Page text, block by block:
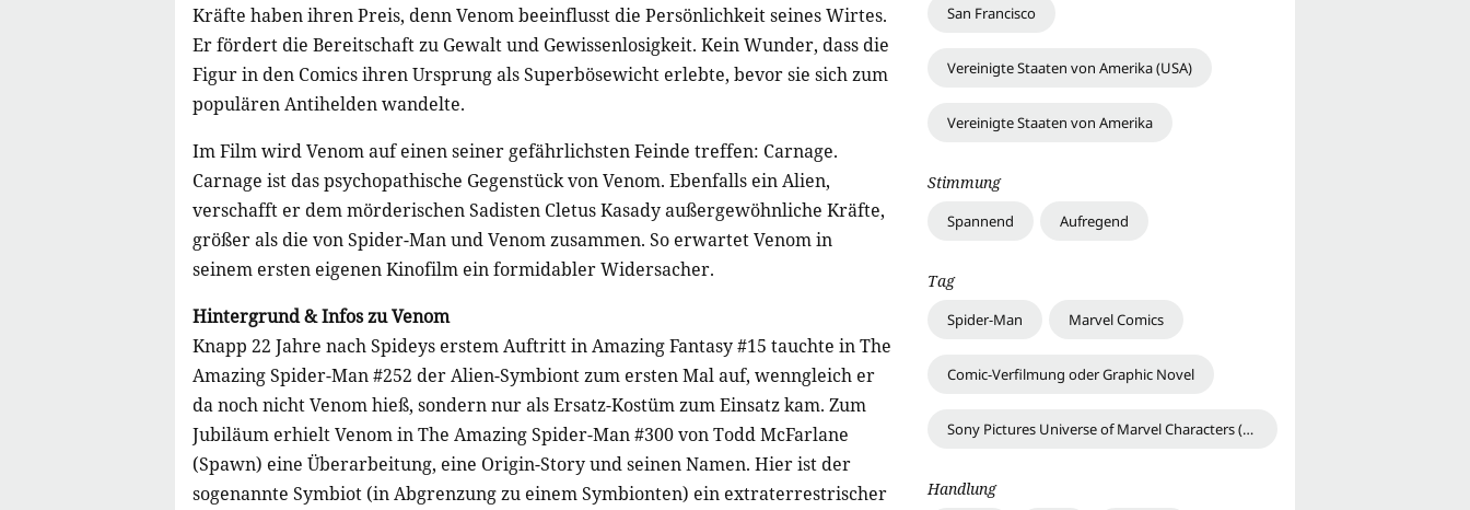
Kräfte haben ihren Preis, denn Venom beeinflusst die Persönlichkeit seines Wirtes.
Er fördert die Bereitschaft zu Gewalt und Gewissenlosigkeit. Kein Wunder, dass die
Figur in den Comics ihren Ursprung als Superbösewicht erlebte, bevor sie sich zum
populären Antihelden wandelte.
Im Film wird Venom auf einen seiner gefährlichsten Feinde treffen: Carnage.
Carnage ist das psychopathische Gegenstück von Venom. Ebenfalls ein Alien,
verschafft er dem mörderischen Sadisten Cletus Kasady außergewöhnliche Kräfte,
größer als die von Spider-Man und Venom zusammen. So erwartet Venom in
seinem ersten eigenen Kinofilm ein formidabler Widersacher.
Hintergrund & Infos zu Venom
Knapp 22 Jahre nach Spideys erstem Auftritt in Amazing Fantasy #15 tauchte in The
Amazing Spider-Man #252 der Alien-Symbiont zum ersten Mal auf, wenngleich er
da noch nicht Venom hieß, sondern nur als Ersatz-Kostüm zum Einsatz kam. Zum
Jubiläum erhielt Venom in The Amazing Spider-Man #300 von Todd McFarlane
(Spawn) eine Überarbeitung, eine Origin-Story und seinen Namen. Hier ist der
sogenannte Symbiot (in Abgrenzung zu einem Symbionten) ein extraterrestrischer
San Francisco
Vereinigte Staaten von Amerika (USA)
Vereinigte Staaten von Amerika
Stimmung
Spannend Aufregend
Tag
Spider-Man Marvel Comics
Comic-Verfilmung oder Graphic Novel
Sony Pictures Universe of Marvel Characters (SPUMC)
Handlung